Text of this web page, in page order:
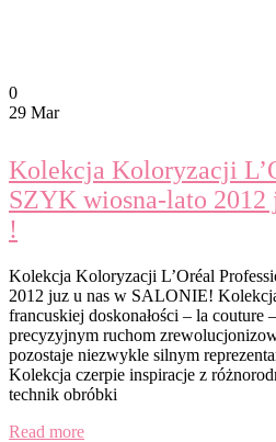
0
29 Mar
Kolekcja Koloryzacji
SZYK wiosna-lato 2012
!
Kolekcja Koloryzacji L’Oréal
2012 juz u nas w SALONIE!
francuskiej doskonałości – la couture
precyzyjnym ruchom
pozostaje niezwykle silnym
Kolekcja czerpie inspiracje z
technik obróbki
Read more